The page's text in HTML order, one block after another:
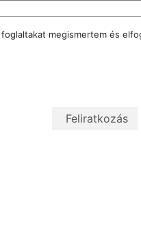
foglaltakat megismertem és